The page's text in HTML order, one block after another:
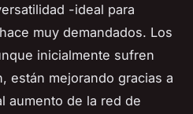
-ideal para
muy demandados. Los
inicialmente sufren
están mejorando gracias a
aumento de la red de